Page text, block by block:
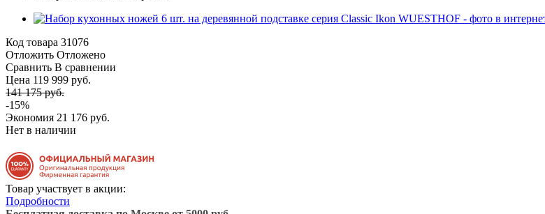
Код товара 31076
Отложить Отложено
Сравнить В сравнении
Цена 119 999 руб.
141 175 руб.
-15%
Экономия 21 176 руб.
Нет в наличии
Товар участвует в акции:
Подробности